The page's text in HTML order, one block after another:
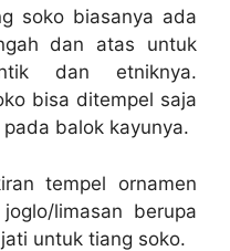
soko biasanya ada
dan atas untuk
dan etniknya.
bisa ditempel saja
balok kayunya.
tempel ornamen
limasan berupa
untuk tiang soko.